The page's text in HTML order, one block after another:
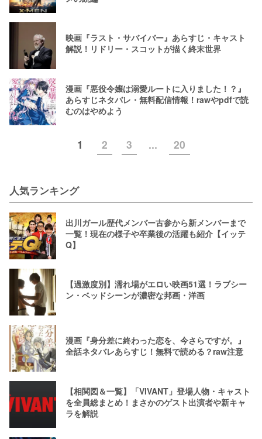
映画『ラスト・サバイバー』あらすじ・キャスト
解説！リドリー・スコットが描く終末世界
漫画『悪役令嬢は溺愛ルートに入りました！？』
あらすじネタバレ・無料配信情報！rawやpdfで読
むのはやめよう
1 2 3 ... 20
人気ランキング
出川ガール歴代メンバー古参から新メンバーまで
一覧！現在の様子や卒業後の活躍も紹介【イッテ
Q】
【過激度別】濡れ場がエロい映画51選！ラブシー
ン・ベッドシーンが濃密な邦画・洋画
漫画『身分差に終わった恋を、今さらですが。』
全話ネタバレあらすじ！無料で読める？raw注意
【相関図＆一覧】「VIVANT」登場人物・キャスト
を全員総まとめ！まさかのゲスト出演者や新キャ
ラを解説